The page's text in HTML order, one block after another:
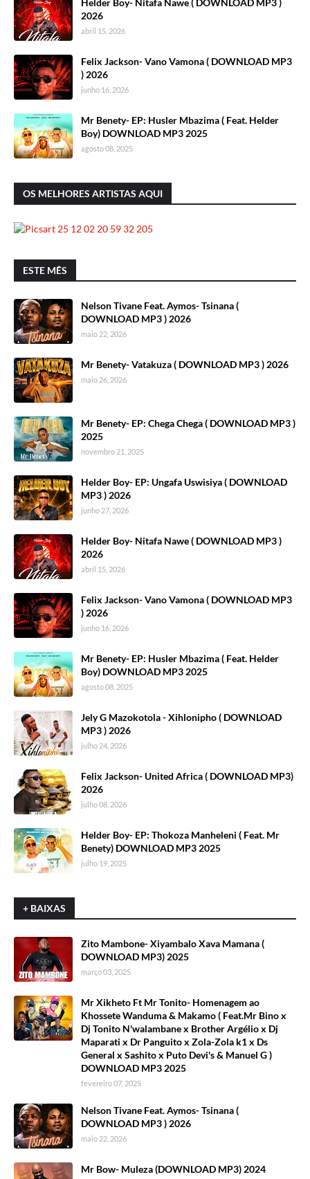
Helder Boy- Nitafa Nawe ( DOWNLOAD MP3 )
2026
abril 15, 2026
Felix Jackson- Vano Vamona ( DOWNLOAD MP3
) 2026
junho 16, 2026
Mr Benety- EP: Husler Mbazima ( Feat. Helder
Boy) DOWNLOAD MP3 2025
agosto 08, 2025
OS MELHORES ARTISTAS AQUI
ESTE MÊS
Nelson Tivane Feat. Aymos- Tsinana (
DOWNLOAD MP3 ) 2026
maio 22, 2026
Mr Benety- Vatakuza ( DOWNLOAD MP3 ) 2026
maio 26, 2026
Mr Benety- EP: Chega Chega ( DOWNLOAD MP3 )
2025
novembro 21, 2025
Helder Boy- EP: Ungafa Uswisiya ( DOWNLOAD
MP3 ) 2026
junho 27, 2026
Helder Boy- Nitafa Nawe ( DOWNLOAD MP3 )
2026
abril 15, 2026
Felix Jackson- Vano Vamona ( DOWNLOAD MP3
) 2026
junho 16, 2026
Mr Benety- EP: Husler Mbazima ( Feat. Helder
Boy) DOWNLOAD MP3 2025
agosto 08, 2025
Jely G Mazokotola - Xihlonipho ( DOWNLOAD
MP3 ) 2026
julho 24, 2026
Felix Jackson- United Africa ( DOWNLOAD MP3)
2026
julho 08, 2026
Helder Boy- EP: Thokoza Manheleni ( Feat. Mr
Benety) DOWNLOAD MP3 2025
julho 19, 2025
+ BAIXAS
Zito Mambone- Xiyambalo Xava Mamana (
DOWNLOAD MP3) 2025
março 03, 2025
Mr Xikheto Ft Mr Tonito- Homenagem ao
Khossete Wanduma & Makamo ( Feat.Mr Bino x
Dj Tonito N'walambane x Brother Argélio x Dj
Maparati x Dr Panguito x Zola-Zola k1 x Ds
General x Sashito x Puto Devi's & Manuel G )
DOWNLOAD MP3 2025
fevereiro 07, 2025
Nelson Tivane Feat. Aymos- Tsinana (
DOWNLOAD MP3 ) 2026
maio 22, 2026
Mr Bow- Muleza (DOWNLOAD MP3) 2024